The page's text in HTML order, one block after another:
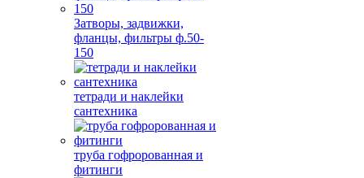
Затворы, задвижки,
фланцы, фильтры ф.50-
150
тетради и наклейки
сантехника
труба гофророванная и
фитинги